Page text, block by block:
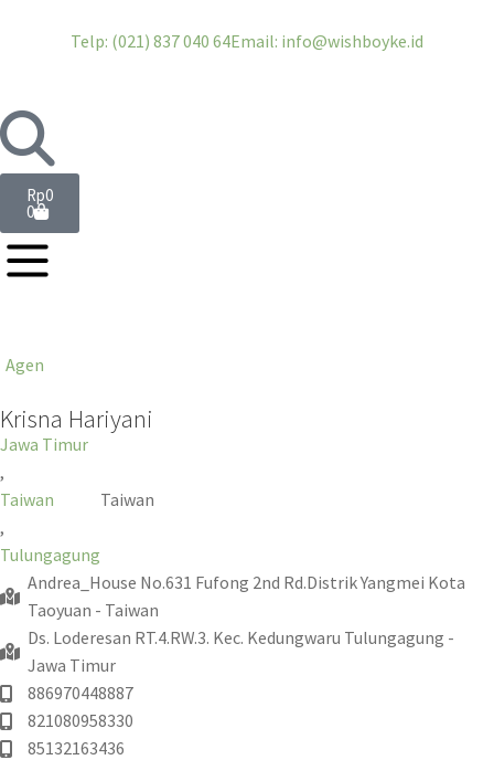
Telp: (021) 837 040 64Email: info@wishboyke.id
Rp0
0
Agen
Krisna Hariyani
Jawa Timur
,
Taiwan
,
Tulungagung
Taiwan
Andrea_House No.631 Fufong 2nd Rd.Distrik Yangmei Kota
Taoyuan - Taiwan
Ds. Loderesan RT.4.RW.3. Kec. Kedungwaru Tulungagung -
Jawa Timur
886970448887
821080958330
85132163436